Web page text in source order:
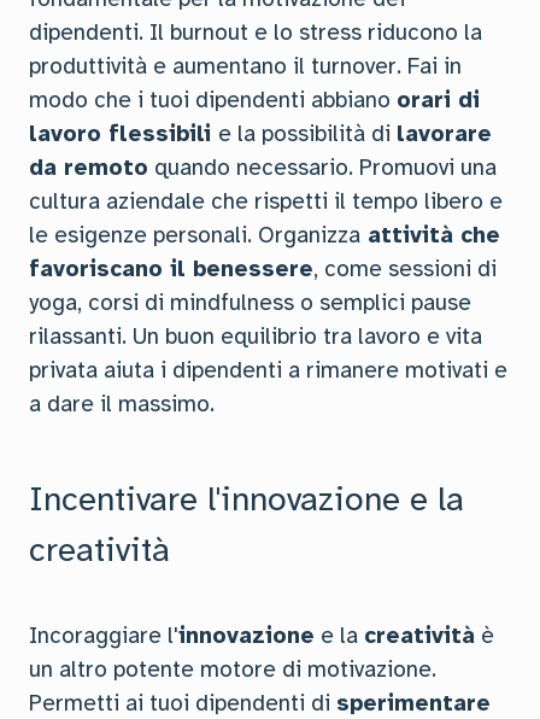
dipendenti. Il burnout e lo stress riducono la
produttività e aumentano il turnover. Fai in
modo che i tuoi dipendenti abbiano orari di
lavoro flessibili e la possibilità di lavorare
da remoto quando necessario. Promuovi una
cultura aziendale che rispetti il tempo libero e
le esigenze personali. Organizza attività che
favoriscano il benessere, come sessioni di
yoga, corsi di mindfulness o semplici pause
rilassanti. Un buon equilibrio tra lavoro e vita
privata aiuta i dipendenti a rimanere motivati e
a dare il massimo.
Incentivare l'innovazione e la
creatività
Incoraggiare l'innovazione e la creatività è
un altro potente motore di motivazione.
Permetti ai tuoi dipendenti di sperimentare